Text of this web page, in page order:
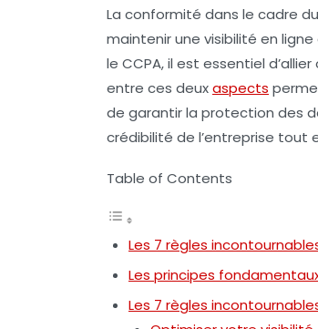
La conformité dans le cadre du
maintenir une visibilité en
le CCPA, il est essentiel d’allier
entre ces deuxaspects
de garantir la protection des
crédibilité de l’entreprise tout
Table of Contents
Les 7 règles
Les principes
Les 7 règles